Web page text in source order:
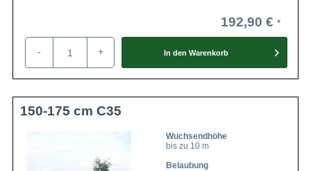
Ahornbaums genutzt, um Arzneien daraus zu gewinnen.
192,90 €
- + In den Warenkorb
150-175 cm C35
Wuchsendhöhe
bis zu 10 m
Belaubung